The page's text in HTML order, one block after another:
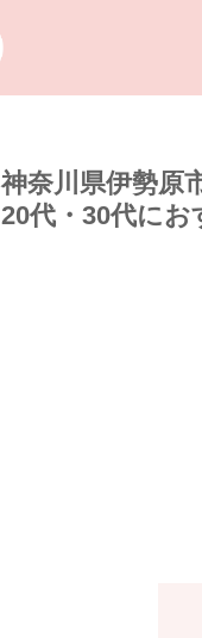
神奈川県伊勢原
20代・30代に